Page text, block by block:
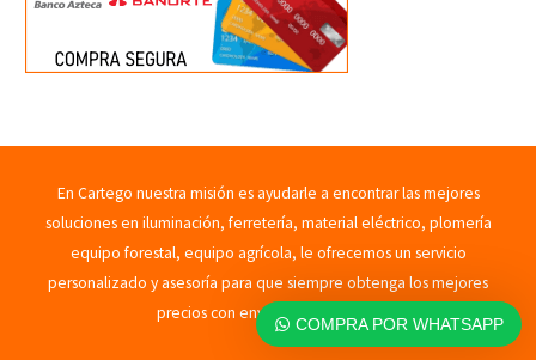
COMPRA POR WHATSAPP
En Cartego nuestra misión es ayudarle a encontrar las mejores
soluciones en iluminación, ferretería, material eléctrico, plomería
equipo forestal, equipo agrícola, le ofrecemos un servicio
personalizado y asesoría para que siempre obtenga los mejores
precios con envíos rápidos. 2023